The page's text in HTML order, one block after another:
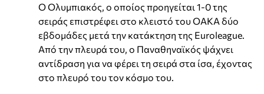
Ο Ολυμπιακός, ο οποίος προηγείται 1-0 της
σειράς επιστρέφει στο κλειστό του ΟΑΚΑ δύο
εβδομάδες μετά την κατάκτηση της Euroleague.
Από την πλευρά του, ο Παναθηναϊκός ψάχνει
αντίδραση για να φέρει τη σειρά στα ίσα, έχοντας
στο πλευρό του τον κόσμο του.